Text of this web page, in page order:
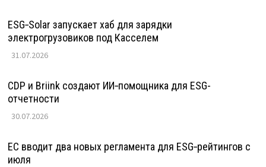
ESG‑Solar запускает хаб для зарядки
электрогрузовиков под Касселем
31.07.2026
CDP и Briink создают ИИ‑помощника для ESG-
отчетности
30.07.2026
ЕС вводит два новых регламента для ESG‑рейтингов с
июля